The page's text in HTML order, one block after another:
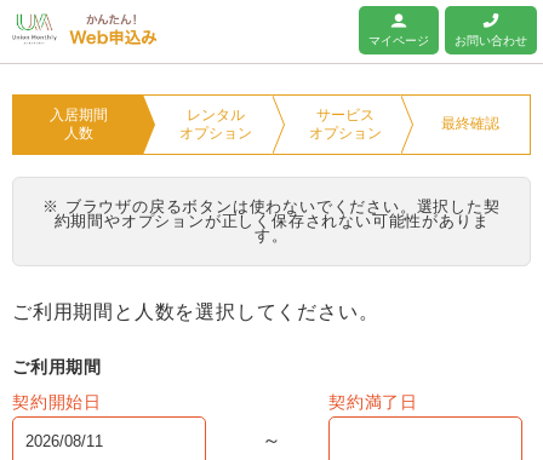
ユニオンマンスリー
マイページ お問い合わせ
入居期間
人数
レンタル
オプション
サービス
オプション
最終確認
※ ブラウザの戻るボタンは使わないでください。選択した契
約期間やオプションが正しく保存されない可能性がありま
す。
ご利用期間と人数を選択してください。
ご利用期間
契約開始日
契約満了日